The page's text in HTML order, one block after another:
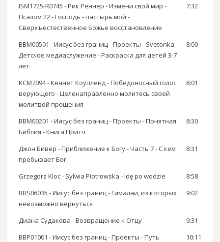
ISM1725-R0745 - Рик Реннер - Измени свой мир -
Псалом 22 - Господь - пастырь мой -
Сверхъестественное Божье восстановление
7:32
BBM00501 - Иисус без границ - Проекты - Svetonka -
Детское медиаслужение - Раскраска для детей 3-7
лет
8:00
KCM7094 - Кеннет Коупленд - Победоносный голос
верующего - Целенаправленно молитесь своей
молитвой прошения
8:01
BBM00201 - Иисус без границ - Проекты - Понятная
Библия - Книга Притч
8:30
Джон Бивер - Приближение к Богу - Часть 7 - С кем
пребывает Бог
8:31
Grzegorz Kloc - Sylwia Piotrowska - Idę po wodzie
8:58
BBS06035 - Иисус без границ - Гималаи, из которых
невозможно вернуться
9:02
Диана Судакова - Возвращение к Отцу
9:31
BBP01001 - Иисус без границ - Проекты - Путь
10:11